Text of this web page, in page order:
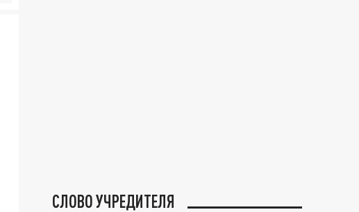
СЛОВО УЧРЕДИТЕЛЯ